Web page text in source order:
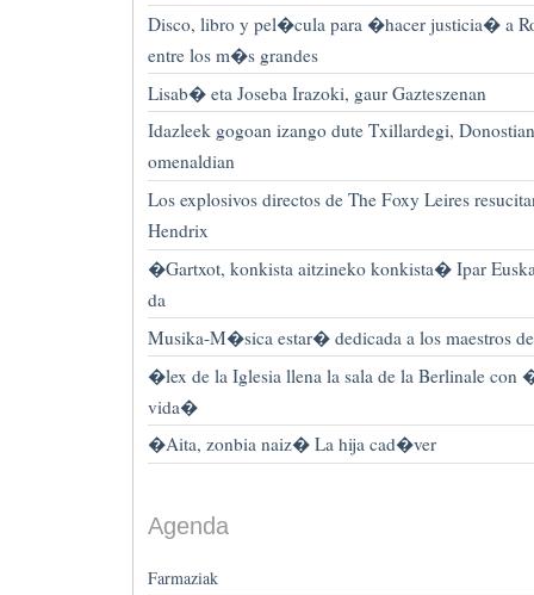
Disco, libro y pel�cula para �hacer justicia� a
entre los m�s grandes
Lisab� eta Joseba Irazoki, gaur Gazteszenan
Idazleek gogoan izango dute Txillardegi,
omenaldian
Los explosivos directos de The Foxy Leires
Hendrix
�Gartxot, konkista aitzineko konkista� Ipar
da
Musika-M�sica estar� dedicada a los maestros
�lex de la Iglesia llena la sala de la Berlinale con
vida�
�Aita, zonbia naiz� La hija cad�ver
Agenda
Farmaziak